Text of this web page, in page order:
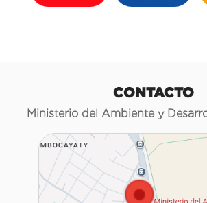
CONTACTO
Ministerio del Ambiente y